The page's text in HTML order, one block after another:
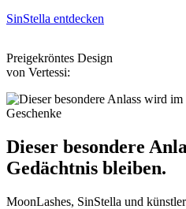
SinStella entdecken
Preigekröntes Design
von Vertessi:
Geschenke
Dieser besondere
Gedächtnis bleiben.
MoonLashes, SinStella und